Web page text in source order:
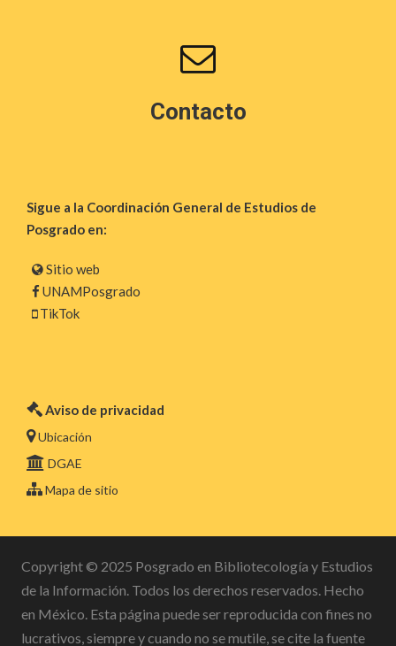
Contacto
Sigue a la Coordinación General de Estudios de
Posgrado en:
Sitio web
UNAMPosgrado
TikTok
Aviso de privacidad
Ubicación
DGAE
Mapa de sitio
Copyright © 2025 Posgrado en Bibliotecología y Estudios
de la Información. Todos los derechos reservados. Hecho
en México. Esta página puede ser reproducida con fines no
lucrativos, siempre y cuando no se mutile, se cite la fuente